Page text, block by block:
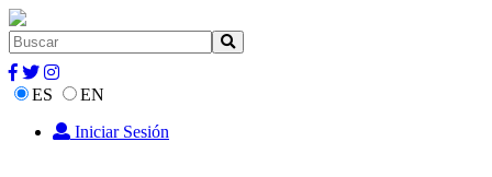
ES
EN
Iniciar Sesión